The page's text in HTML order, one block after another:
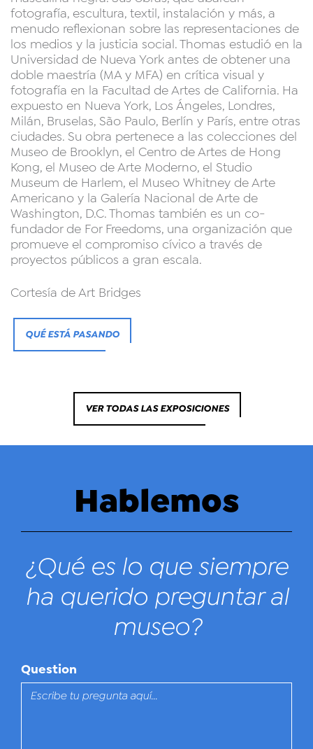
fotografía, escultura, textil, instalación y más, a
menudo reflexionan sobre las representaciones de
los medios y la justicia social. Thomas estudió en la
Universidad de Nueva York antes de obtener una
doble maestría (MA y MFA) en crítica visual y
fotografía en la Facultad de Artes de California. Ha
expuesto en Nueva York, Los Ángeles, Londres,
Milán, Bruselas, São Paulo, Berlín y París, entre otras
ciudades. Su obra pertenece a las colecciones del
Museo de Brooklyn, el Centro de Artes de Hong
Kong, el Museo de Arte Moderno, el Studio
Museum de Harlem, el Museo Whitney de Arte
Americano y la Galería Nacional de Arte de
Washington, D.C. Thomas también es un co-
fundador de For Freedoms, una organización que
promueve el compromiso cívico a través de
proyectos públicos a gran escala.
Cortesía de Art Bridges
QUÉ ESTÁ PASANDO
VER TODAS LAS EXPOSICIONES
Hablemos
¿Qué es lo que siempre
ha querido preguntar al
museo?
Question